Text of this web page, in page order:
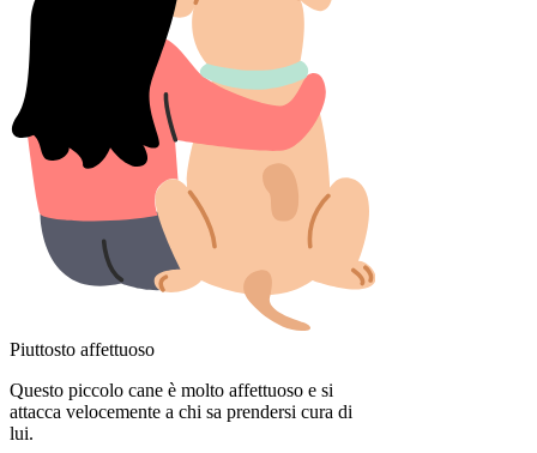
Piuttosto affettuoso
Questo piccolo cane è molto affettuoso e si
attacca velocemente a chi sa prendersi cura di
lui.